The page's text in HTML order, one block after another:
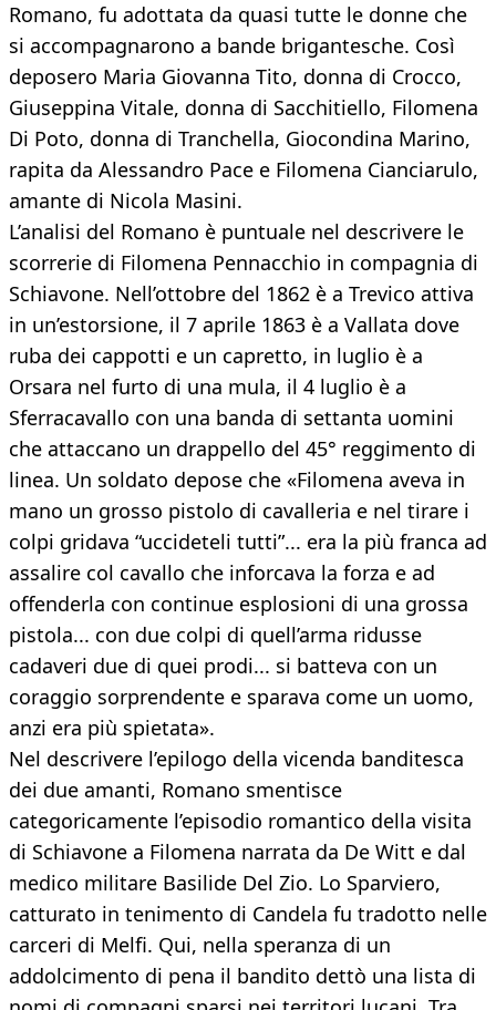
Romano, fu adottata da quasi tutte le donne che
si accompagnarono a bande brigantesche. Così
deposero Maria Giovanna Tito, donna di Crocco,
Giuseppina Vitale, donna di Sacchitiello, Filomena
Di Poto, donna di Tranchella, Giocondina Marino,
rapita da Alessandro Pace e Filomena Cianciarulo,
amante di Nicola Masini.
L’analisi del Romano è puntuale nel descrivere le
scorrerie di Filomena Pennacchio in compagnia di
Schiavone. Nell’ottobre del 1862 è a Trevico attiva
in un’estorsione, il 7 aprile 1863 è a Vallata dove
ruba dei cappotti e un capretto, in luglio è a
Orsara nel furto di una mula, il 4 luglio è a
Sferracavallo con una banda di settanta uomini
che attaccano un drappello del 45° reggimento di
linea. Un soldato depose che «Filomena aveva in
mano un grosso pistolo di cavalleria e nel tirare i
colpi gridava “uccideteli tutti”... era la più franca ad
assalire col cavallo che inforcava la forza e ad
offenderla con continue esplosioni di una grossa
pistola... con due colpi di quell’arma ridusse
cadaveri due di quei prodi... si batteva con un
coraggio sorprendente e sparava come un uomo,
anzi era più spietata».
Nel descrivere l’epilogo della vicenda banditesca
dei due amanti, Romano smentisce
categoricamente l’episodio romantico della visita
di Schiavone a Filomena narrata da De Witt e dal
medico militare Basilide Del Zio. Lo Sparviero,
catturato in tenimento di Candela fu tradotto nelle
carceri di Melfi. Qui, nella speranza di un
addolcimento di pena il bandito dettò una lista di